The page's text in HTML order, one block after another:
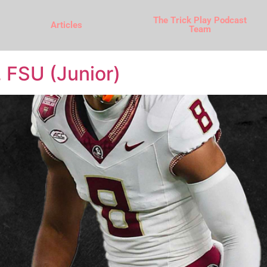
Articles
The Trick Play Podcast
Team
FSU (Junior)